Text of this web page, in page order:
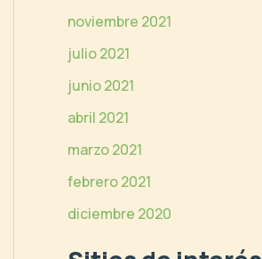
noviembre 2021
julio 2021
junio 2021
abril 2021
marzo 2021
febrero 2021
diciembre 2020